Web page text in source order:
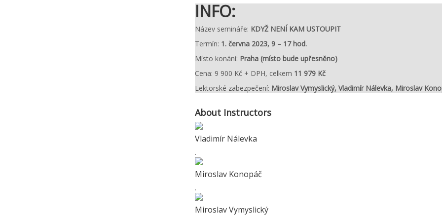
INFO:
Název semináře: KDYŽ NENÍ KAM USTOUPIT
Termín: 1. června 2023, 9 – 17 hod.
Místo konání: Praha (místo bude upřesněno)
Cena: 9 900 Kč + DPH, celkem 11 979 Kč
Lektorské zabezpečení: Miroslav Vymyslický, Vladimír Nálevka, Miroslav
About Instructors
Vladimír Nálevka
.
Miroslav Konopáč
.
Miroslav Vymyslický